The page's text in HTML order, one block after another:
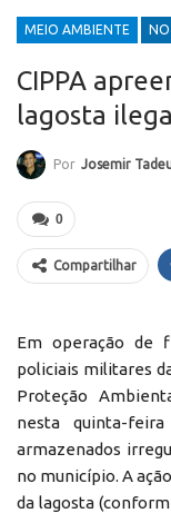
MEIO AMBIENTE
CIPPA
lagosta
Por Josemir Tadeu
0
Compartilhar
Em operação de
policiais militares
Proteção
nesta quinta-
armazenados
no município. A
da lagosta